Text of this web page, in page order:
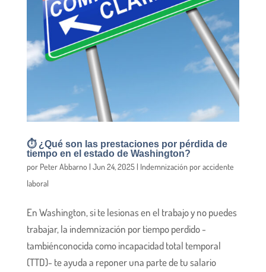
⏱️ ¿Qué son las prestaciones por pérdida de
tiempo en el estado de Washington?
por Peter Abbarno | Jun 24, 2025| Indemnización por accidente
laboral
En Washington, si te lesionas en el trabajo y no puedes
trabajar, la indemnización por tiempo perdido -
tambiénconocida como incapacidad total temporal
(TTD)- te ayuda a reponer una parte de tu salario